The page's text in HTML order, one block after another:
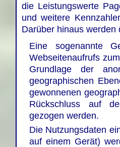
die Leistungswerte
und weitere
Darüber hinaus
Eine sogenannte
Webseitenaufrufs
Grundlage der
geographischen
gewonnenen
Rückschluss auf
gezogen werden.
Die Nutzungsdaten
auf einem Gerät)